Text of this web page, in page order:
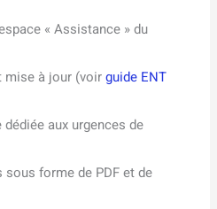
« Assistance » du
mise à jour (voirguide ENT
aux urgences de
forme de PDF et de